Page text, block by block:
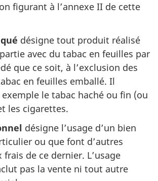
figurant à l’annexe II de cette
désigne tout produit réalisé
avec du tabac en feuilles par
que ce soit, à l’exclusion des
en feuilles emballé. Il
le tabac haché ou fin (ou
les cigarettes.
désigne l’usage d’un bien
ou que font d’autres
frais de ce dernier. L’usage
pas la vente ni tout autre